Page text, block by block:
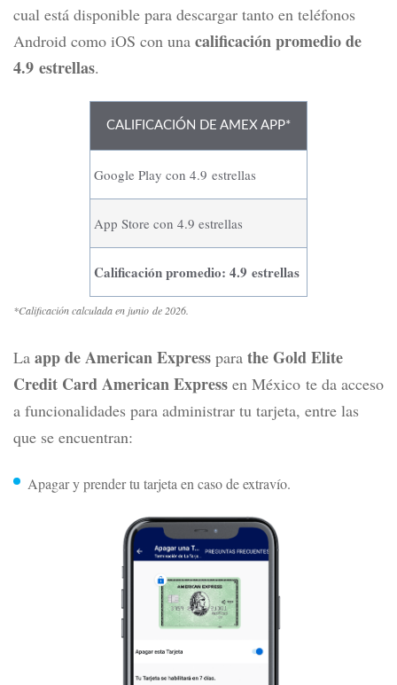
cual está disponible para descargar tanto en teléfonos
Android como iOS con una calificación promedio de
4.9 estrellas.
CALIFICACIÓN DE AMEX APP*
Google Play con 4.9 estrellas
App Store con 4.9 estrellas
Calificación promedio: 4.9 estrellas
*Calificación calculada en junio de 2026.
La app de American Express para the Gold Elite
Credit Card American Express en México te da acceso
a funcionalidades para administrar tu tarjeta, entre las
que se encuentran:
Apagar y prender tu tarjeta en caso de extravío.